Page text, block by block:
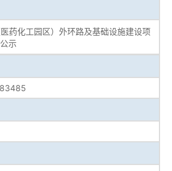
药化工园区）外环路及基础设施建设项
示